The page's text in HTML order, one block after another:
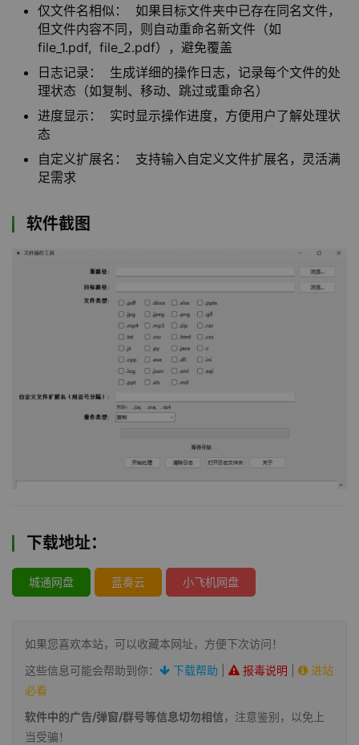
仅文件名相似： 如果目标文件夹中已存在同名文件，
但文件内容不同，则自动重命名新文件（如
file_1.pdf, file_2.pdf），避免覆盖
日志记录： 生成详细的操作日志，记录每个文件的处
理状态（如复制、移动、跳过或重命名）
进度显示： 实时显示操作进度，方便用户了解处理状
态
自定义扩展名： 支持输入自定义文件扩展名，灵活满
足需求
软件截图
下载地址：
城通网盘 蓝奏云 小飞机网盘
如果您喜欢本站，可以收藏本网址，方便下次访问！
这些信息可能会帮助到你：
下载帮助 报毒说明
进站
必看
软件中的广告/弹窗/群号等信息切勿相信，注意鉴别，以免上
当受骗！